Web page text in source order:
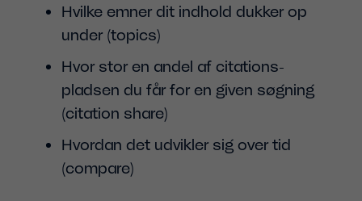
Hvilke emner dit indhold dukker op
under (topics)
Hvor stor en andel af citations-
pladsen du får for en given søgning
(citation share)
Hvordan det udvikler sig over tid
(compare)